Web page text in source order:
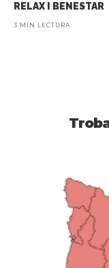
RELAX I BENESTAR
3 MIN LECTURA